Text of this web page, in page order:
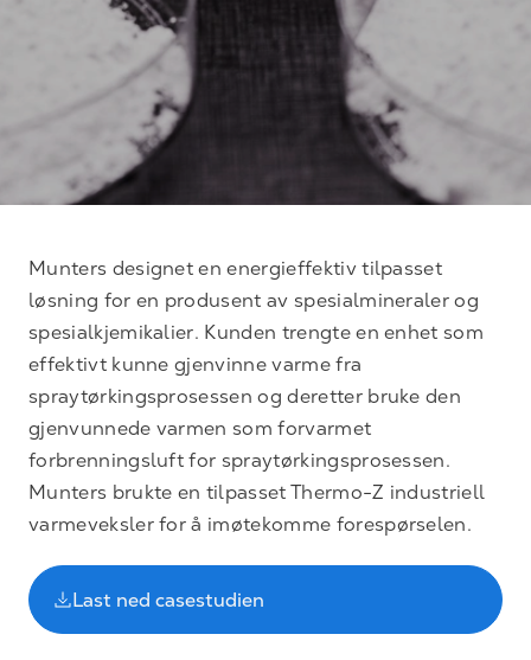
Munters designet en energieffektiv tilpasset
løsning for en produsent av spesialmineraler og
spesialkjemikalier. Kunden trengte en enhet som
effektivt kunne gjenvinne varme fra
spraytørkingsprosessen og deretter bruke den
gjenvunnede varmen som forvarmet
forbrenningsluft for spraytørkingsprosessen.
Munters brukte en tilpasset Thermo-Z industriell
varmeveksler for å imøtekomme forespørselen.
Last ned casestudien